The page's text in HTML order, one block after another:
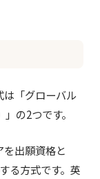
「グローバル
の2つです。
出願資格と
る方式です。英